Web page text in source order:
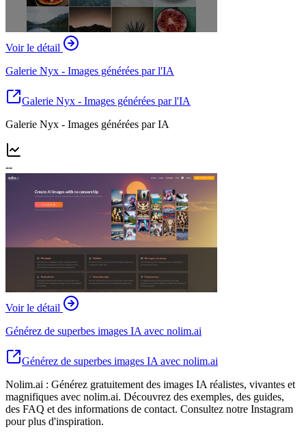
Voir le détail
Galerie Nyx - Images générées par l'IA
Galerie Nyx - Images générées par l'IA
Galerie Nyx - Images générées par IA
--
Voir le détail
Générez de superbes images IA avec nolim.ai
Générez de superbes images IA avec nolim.ai
Nolim.ai : Générez gratuitement des images IA réalistes, vivantes et
magnifiques avec nolim.ai. Découvrez des exemples, des guides,
des FAQ et des informations de contact. Consultez notre Instagram
pour plus d'inspiration.